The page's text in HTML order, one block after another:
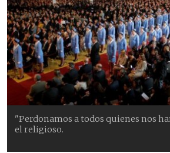
"Perdonamos a todos quienes nos
el religioso.